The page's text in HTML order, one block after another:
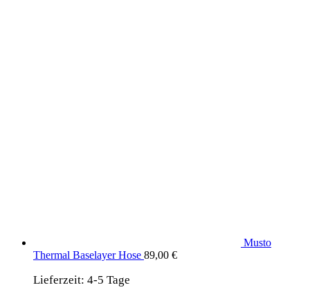
Musto
Thermal Baselayer Hose 89,00 €
Lieferzeit: 4-5 Tage